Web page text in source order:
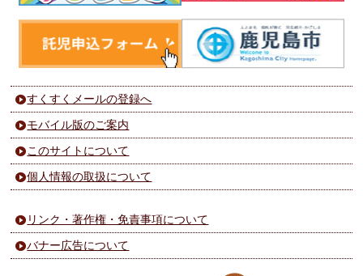
すくすくメールの登録へ
モバイル版のご案内
このサイトについて
個人情報の取扱について
リンク・著作権・免責事項について
バナー広告について